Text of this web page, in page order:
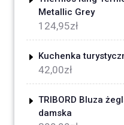
Metallic Grey
124,95zł
Kuchenka
42,00zł
TRIBORD Bluza
damska